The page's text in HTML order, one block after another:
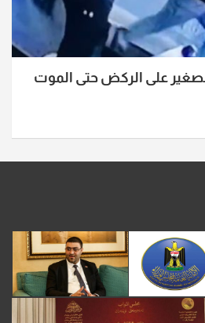
على الركض حتى الموت